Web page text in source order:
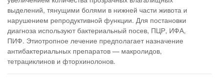
выделений, тянущими болями в нижней части живота и
нарушением репродуктивной функции. Для постановки
диагноза используют бактериальный посев, ПЦР, ИФА,
ПИФ. Этиотропное лечение предполагает назначение
антибактериальных препаратов — макролидов,
тетрациклинов и фторхинолонов.